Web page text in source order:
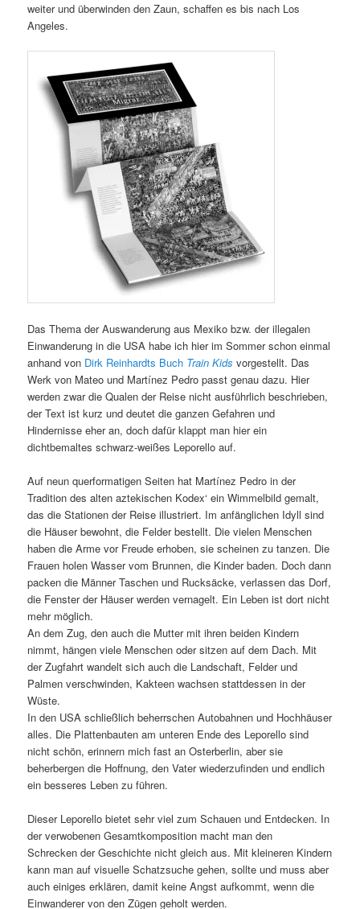
weiter und überwinden den Zaun, schaffen es bis nach Los
Angeles.
Das Thema der Auswanderung aus Mexiko bzw. der illegalen
Einwanderung in die USA habe ich hier im Sommer schon einmal
anhand von Dirk Reinhardts Buch Train Kids vorgestellt. Das
Werk von Mateo und Martínez Pedro passt genau dazu. Hier
werden zwar die Qualen der Reise nicht ausführlich beschrieben,
der Text ist kurz und deutet die ganzen Gefahren und
Hindernisse eher an, doch dafür klappt man hier ein
dichtbemaltes schwarz-weißes Leporello auf.
Auf neun querformatigen Seiten hat Martínez Pedro in der
Tradition des alten aztekischen Kodex‘ ein Wimmelbild gemalt,
das die Stationen der Reise illustriert. Im anfänglichen Idyll sind
die Häuser bewohnt, die Felder bestellt. Die vielen Menschen
haben die Arme vor Freude erhoben, sie scheinen zu tanzen. Die
Frauen holen Wasser vom Brunnen, die Kinder baden. Doch dann
packen die Männer Taschen und Rucksäcke, verlassen das Dorf,
die Fenster der Häuser werden vernagelt. Ein Leben ist dort nicht
mehr möglich.
An dem Zug, den auch die Mutter mit ihren beiden Kindern
nimmt, hängen viele Menschen oder sitzen auf dem Dach. Mit
der Zugfahrt wandelt sich auch die Landschaft, Felder und
Palmen verschwinden, Kakteen wachsen stattdessen in der
Wüste.
In den USA schließlich beherrschen Autobahnen und Hochhäuser
alles. Die Plattenbauten am unteren Ende des Leporello sind
nicht schön, erinnern mich fast an Osterberlin, aber sie
beherbergen die Hoffnung, den Vater wiederzufinden und endlich
ein besseres Leben zu führen.
Dieser Leporello bietet sehr viel zum Schauen und Entdecken. In
der verwobenen Gesamtkomposition macht man den
Schrecken der Geschichte nicht gleich aus. Mit kleineren Kindern
kann man auf visuelle Schatzsuche gehen, sollte und muss aber
auch einiges erklären, damit keine Angst aufkommt, wenn die
Einwanderer von den Zügen geholt werden.